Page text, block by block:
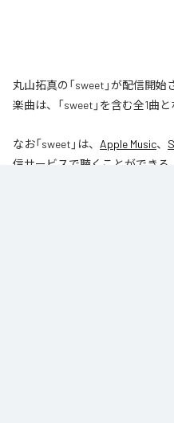
丸山拓真の「sweet」が配信開
楽曲は、「sweet」を含む全1曲と
なお「sweet 」は、 Apple Music、
信サービスで聴くことができる。